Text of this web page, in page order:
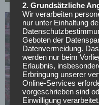
1. FC KÖLN
Bedient sich der 1.
2. Grundsätzliche
Wir verarbeiten
nur unter Einhaltung
Geboten der
Datenvermeidung.
werden nur beim
Erlaubnis,
Erbringung unserer
Online-Services
vorgeschrieben sind
Einwilligung verarbeitet.